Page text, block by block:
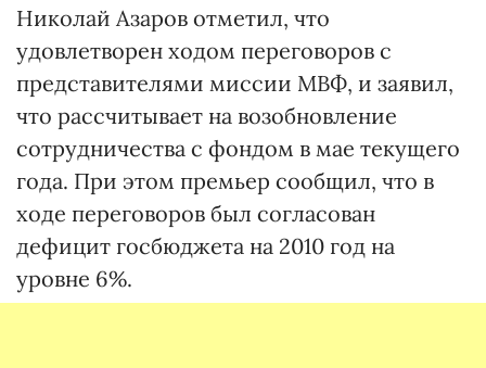
Николай Азаров отметил, что
удовлетворен ходом переговоров с
представителями миссии МВФ, и заявил,
что рассчитывает на возобновление
сотрудничества с фондом в мае текущего
года. При этом премьер сообщил, что в
ходе переговоров был согласован
дефицит госбюджета на 2010 год на
уровне 6%.